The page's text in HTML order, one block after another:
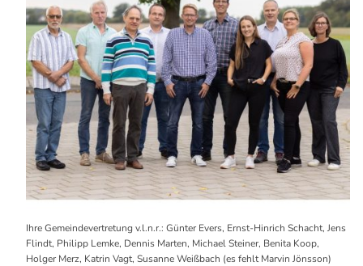
Ihre Gemeindevertretung v.l.n.r.: Günter Evers, Ernst-Hinrich Schacht, Jens
Flindt, Philipp Lemke, Dennis Marten, Michael Steiner, Benita Koop,
Holger Merz, Katrin Vagt, Susanne Weißbach (es fehlt Marvin Jönsson)